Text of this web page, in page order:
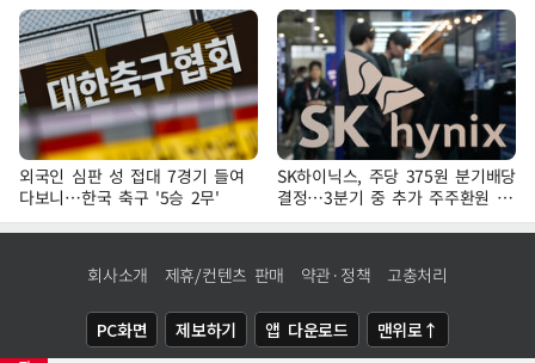
외국인 심판 성 접대 7경기 들여
다보니…한국 축구 '5승 2무'
SK하이닉스, 주당 375원 분기배당
결정…3분기 중 추가 주주환원 발
표
회사소개 제휴/컨텐츠 판매 약관·정책 고충처리
PC화면 제보하기 앱 다운로드 맨위로↑